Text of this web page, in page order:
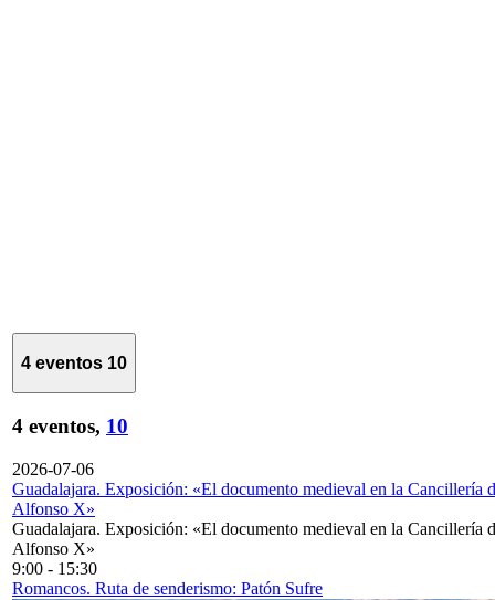
4 eventos 10
4 eventos, 10
2026-07-06
Guadalajara. Exposición: «El documento medieval en la Cancillería
Alfonso X»
Guadalajara. Exposición: «El documento medieval en la Cancillería
Alfonso X»
9:00 - 15:30
Romancos. Ruta de senderismo: Patón Sufre